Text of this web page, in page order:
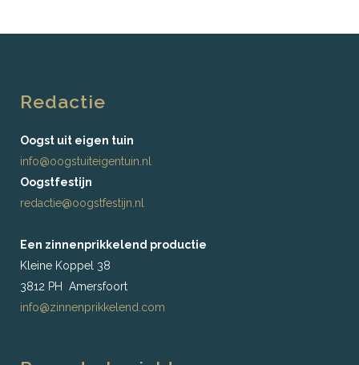
Redactie
Oogst uit eigen tuin
info@oogstuiteigentuin.nl
Oogstfestijn
redactie@oogstfestijn.nl
Een zinnenprikkelend productie
Kleine Koppel 38
3812 PH Amersfoort
info@zinnenprikkelend.com